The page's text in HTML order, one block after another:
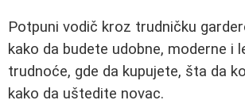
Potpuni vodič kroz trudničku
kako da budete udobne, moderne i
trudnoće, gde da kupujete, šta da
kako da uštedite novac.